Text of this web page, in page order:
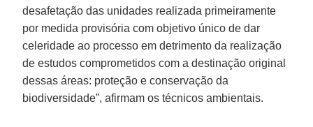
desafetação das unidades realizada primeiramente
por medida provisória com objetivo único de dar
celeridade ao processo em detrimento da realização
de estudos comprometidos com a destinação original
dessas áreas: proteção e conservação da
biodiversidade”, afirmam os técnicos ambientais.